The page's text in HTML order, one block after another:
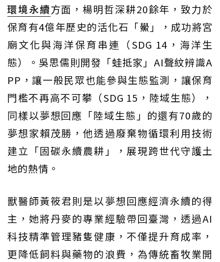
環境永續方面，楊明哲深耕20餘年，致力於
保育有4億年歷史的活化石「鱟」，成功將宮
廟文化與海洋保育串連（SDG 14，海洋生
態）。吳思儒則開發「蛙抵家」AI聲紋辨識A
PP，讓一般民眾也能參與生態監測，讓保育
門檻不再高不可攀（SDG 15，陸域生態），
同樣以夢想回應「陸域生態」的還有70歲的
夢想家賴茂勝，他透過廢棄物循環利用技術
建立「固碳永續農耕」，展現跨世代守護土
地的熱情。
獸醫師黃筱君則是以夢想回應經濟永續的得
主，她將丹麥的專業經驗帶回臺灣，透過AI
科技精準管理豬隻健康，不僅提升育成率，
更降低飼料與藥物的浪費，為傳統畜牧業開